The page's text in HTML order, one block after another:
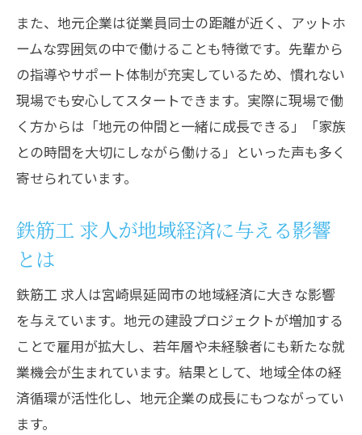
鉄筋工 求人で見つかる仕事の楽しさ
鉄筋工 求人が描く未来への期待感
鉄筋工として年収アップを目指すなら
鉄筋工 求人で年収アップを実現するコツ
鉄筋工 求人における資格取得と収入増加
法
う
鉄筋工 求人で叶える理想の給与水準
働き方を変える鉄筋工求人の新たな可能性
鉄筋工 求人が働き方改革に与える影響
鉄筋工 求人で実現する柔軟な働き方とは
鉄筋工 求人が支えるワークライフバラン
また、地元企業は従業員同士の距離が近く、アットホ
ームな雰囲気の中で働けることも特徴です。先輩から
の指導やサポート体制が充実しているため、慣れない
現場でも安心してスタートできます。実際に現場で働
く方からは「地元の仲間と一緒に成長できる」「家族
との時間を大切にしながら働ける」といった声も多く
寄せられています。
鉄筋工 求人が地域経済に与える影響
とは
鉄筋工 求人は宮崎県延岡市の地域経済に大きな影響
を与えています。地元の建設プロジェクトが増加する
ことで雇用が拡大し、若年層や未経験者にも新たな就
業機会が生まれています。結果として、地域全体の経
済循環が活性化し、地元企業の成長にもつながってい
ます。